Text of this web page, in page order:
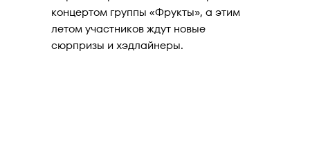
концертом группы «Фрукты», а этим
летом участников ждут новые
сюрпризы и хэдлайнеры.